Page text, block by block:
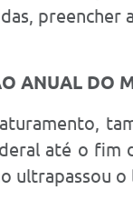
preencher
ANUAL DO
até o
ultrapassou o